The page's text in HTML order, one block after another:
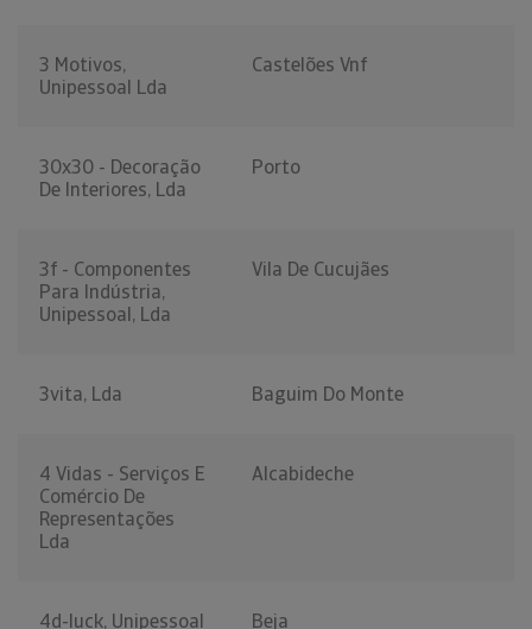
3 Motivos,
Unipessoal Lda
Castelões Vnf
30x30 - Decoração
De Interiores, Lda
Porto
3f - Componentes
Para Indústria,
Unipessoal, Lda
Vila De Cucujães
3vita, Lda Baguim Do Monte
4 Vidas - Serviços E
Comércio De
Representações
Lda
Alcabideche
4d-luck, Unipessoal Beja